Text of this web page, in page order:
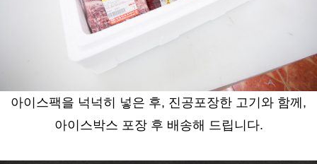
아이스팩을 넉넉히 넣은 후, 진공포장한 고기와 함께,
아이스박스 포장 후 배송해 드립니다.